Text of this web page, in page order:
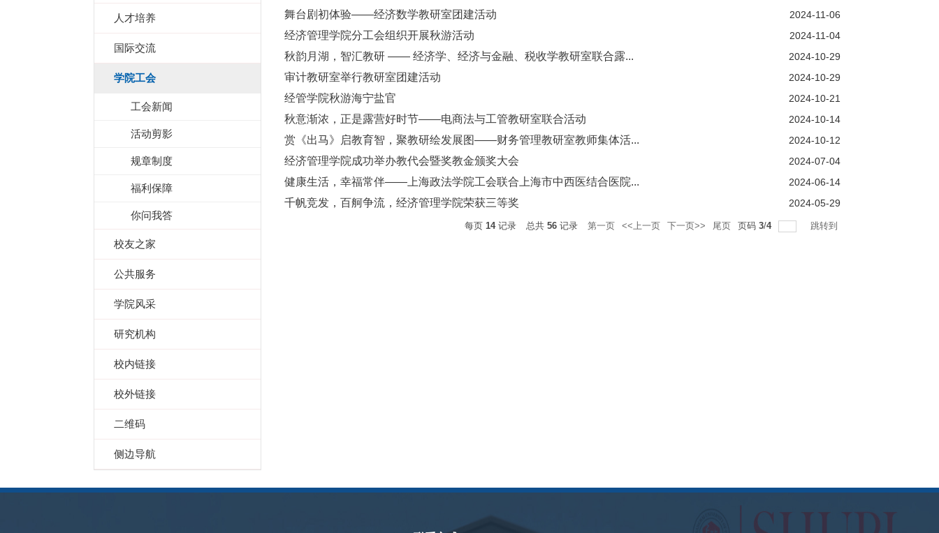
人才培养
国际交流
学院工会
工会新闻
活动剪影
规章制度
福利保障
你问我答
校友之家
公共服务
学院风采
研究机构
校内链接
校外链接
二维码
侧边导航
舞台剧初体验——经济数学教研室团建活动 2024-11-06
经济管理学院分工会组织开展秋游活动 2024-11-04
秋韵月湖，智汇教研 —— 经济学、经济与金融、税收学教研室联合露... 2024-10-29
审计教研室举行教研室团建活动 2024-10-29
经管学院秋游海宁盐官 2024-10-21
秋意渐浓，正是露营好时节——电商法与工管教研室联合活动 2024-10-14
赏《出马》启教育智，聚教研绘发展图——财务管理教研室教师集体活... 2024-10-12
经济管理学院成功举办教代会暨奖教金颁奖大会 2024-07-04
健康生活，幸福常伴——上海政法学院工会联合上海市中西医结合医院... 2024-06-14
千帆竞发，百舸争流，经济管理学院荣获三等奖 2024-05-29
每页 14记录 总共 56记录 第一页 <<上一页 下一页>> 尾页 页码 3/4 跳转到